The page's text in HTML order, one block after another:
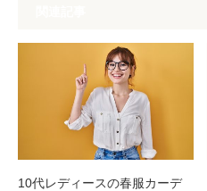
10代レディースの春服カーデ